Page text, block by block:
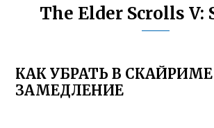
The Elder Scrolls V:
КАК УБРАТЬ В СКАЙРИМЕ
ЗАМЕДЛЕНИЕ